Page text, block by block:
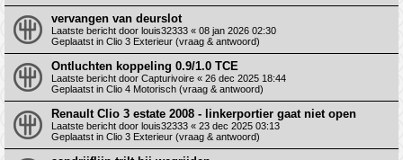
vervangen van deurslot
Laatste bericht door louis32333 « 08 jan 2026 02:30
Geplaatst in Clio 3 Exterieur (vraag & antwoord)
Ontluchten koppeling 0.9/1.0 TCE
Laatste bericht door Capturivoire « 26 dec 2025 18:44
Geplaatst in Clio 4 Motorisch (vraag & antwoord)
Renault Clio 3 estate 2008 - linkerportier gaat niet open
Laatste bericht door louis32333 « 23 dec 2025 03:13
Geplaatst in Clio 3 Exterieur (vraag & antwoord)